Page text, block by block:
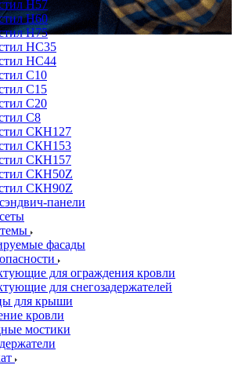
Н57
Н60
Н75
НС35
НС44
С10
С15
С20
С8
СКН127
СКН153
СКН157
СКН50Z
СКН90Z
панели
фасады
для ограждения кровли
для снегозадержателей
для крыши
кровли
мостики